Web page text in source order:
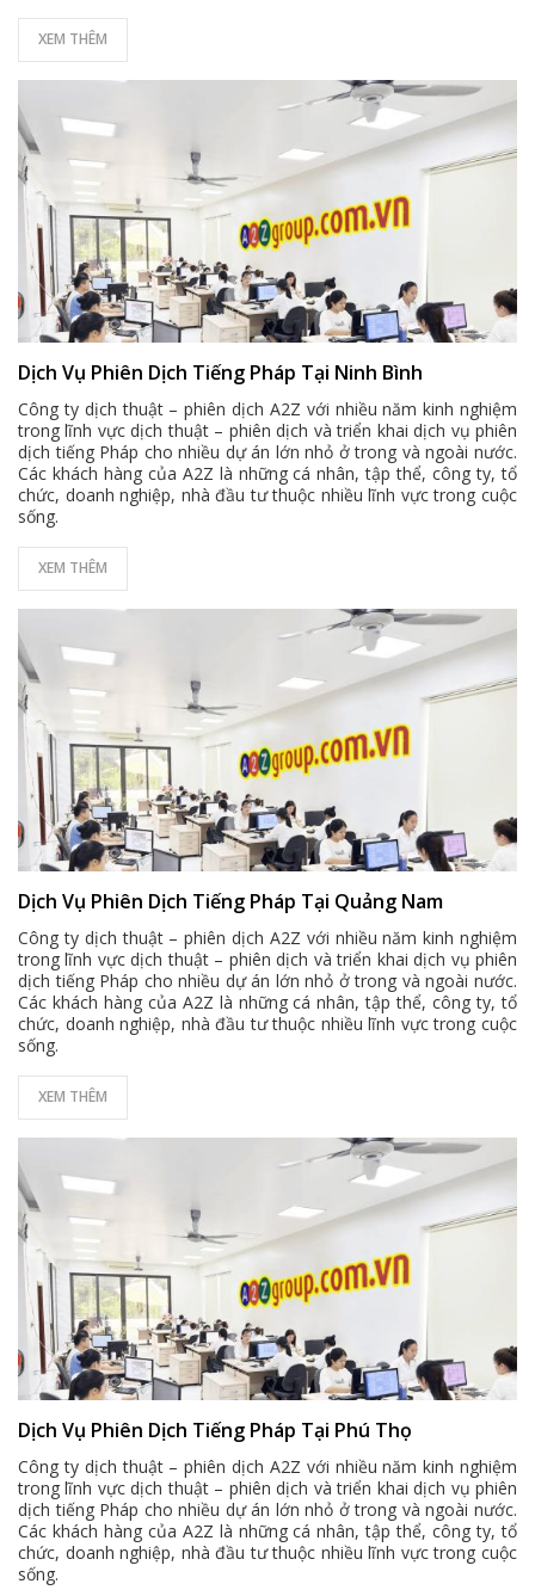
XEM THÊM
Dịch Vụ Phiên Dịch Tiếng Pháp Tại Ninh Bình
Công ty dịch thuật – phiên dịch A2Z với nhiều năm kinh nghiệm
trong lĩnh vực dịch thuật – phiên dịch và triển khai dịch vụ phiên
dịch tiếng Pháp cho nhiều dự án lớn nhỏ ở trong và ngoài nước.
Các khách hàng của A2Z là những cá nhân, tập thể, công ty, tổ
chức, doanh nghiệp, nhà đầu tư thuộc nhiều lĩnh vực trong cuộc
sống.
XEM THÊM
Dịch Vụ Phiên Dịch Tiếng Pháp Tại Quảng Nam
Công ty dịch thuật – phiên dịch A2Z với nhiều năm kinh nghiệm
trong lĩnh vực dịch thuật – phiên dịch và triển khai dịch vụ phiên
dịch tiếng Pháp cho nhiều dự án lớn nhỏ ở trong và ngoài nước.
Các khách hàng của A2Z là những cá nhân, tập thể, công ty, tổ
chức, doanh nghiệp, nhà đầu tư thuộc nhiều lĩnh vực trong cuộc
sống.
XEM THÊM
Dịch Vụ Phiên Dịch Tiếng Pháp Tại Phú Thọ
Công ty dịch thuật – phiên dịch A2Z với nhiều năm kinh nghiệm
trong lĩnh vực dịch thuật – phiên dịch và triển khai dịch vụ phiên
dịch tiếng Pháp cho nhiều dự án lớn nhỏ ở trong và ngoài nước.
Các khách hàng của A2Z là những cá nhân, tập thể, công ty, tổ
chức, doanh nghiệp, nhà đầu tư thuộc nhiều lĩnh vực trong cuộc
sống.